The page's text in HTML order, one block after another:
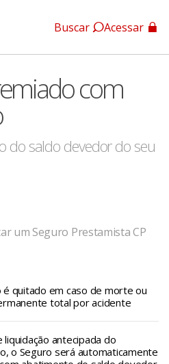
Buscar Acessar
com
do saldo devedor do seu
um Seguro Prestamista CP
é quitado em caso de morte ou
total por acidente
liquidação antecipada do
o Seguro será automaticamente